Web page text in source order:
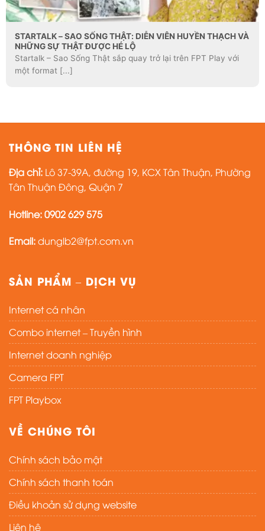
STARTALK – SAO SỐNG THẬT: DIỄN VIÊN HUYỀN THẠCH VÀ
NHỮNG SỰ THẬT ĐƯỢC HÉ LỘ
Startalk – Sao Sống Thật sắp quay trở lại trên FPT Play với
một format [...]
THÔNG TIN LIÊN HỆ
Địa chỉ: Lô 37-39A, đường 19, KCX Tân Thuận, Phường
Tân Thuận Đông, Quận 7
Hotline: 0902 629 575
Email:dunglb2@fpt.com.vn
SẢN PHẨM – DỊCH VỤ
Internet cá nhân
Combo internet – Truyền hình
Internet doanh nghiệp
Camera FPT
FPT Playbox
VỀ CHÚNG TÔI
Chính sách bảo mật
Chính sách thanh toán
Điều khoản sử dụng website
Liên hệ